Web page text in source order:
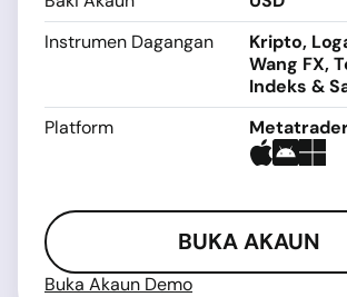
Instrumen Dagangan
Kripto,
Wang FX,
Indeks &
Platform
BUKA AKAUN
Buka Akaun Demo